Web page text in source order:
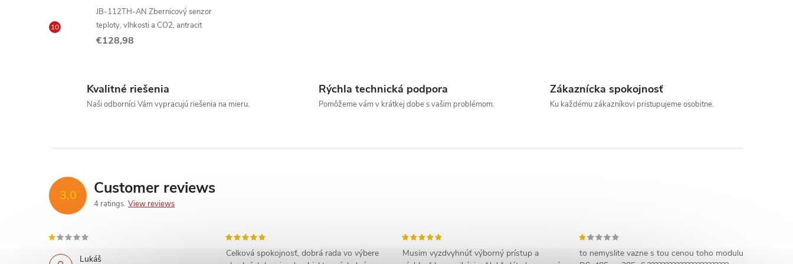
JB-112TH-AN Zbernicový senzor
teploty, vlhkosti a CO2, antracit
€128,98
Kvalitné riešenia
Naši odborníci Vám vypracujú riešenia na mieru.
Rýchla technická podpora
Pomôžeme vám v krátkej dobe s vašim problémom.
Zákaznícka spokojnosť
Ku každému zákazníkovi pristupujeme osobitne.
3,0 Customer reviews
4 ratings View reviews
Lukáš
Celková spokojnosť, dobrá rada vo výbere
Musim vyzdvyhnúť výborný prístup a
to nemyslite vazne s tou cenou toho modulu